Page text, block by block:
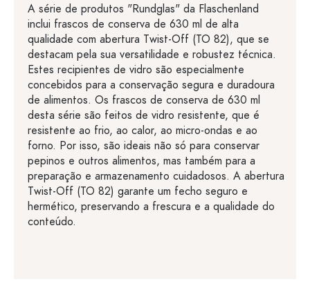
A série de produtos "Rundglas" da Flaschenland
inclui frascos de conserva de 630 ml de alta
qualidade com abertura Twist-Off (TO 82), que se
destacam pela sua versatilidade e robustez técnica.
Estes recipientes de vidro são especialmente
concebidos para a conservação segura e duradoura
de alimentos. Os frascos de conserva de 630 ml
desta série são feitos de vidro resistente, que é
resistente ao frio, ao calor, ao micro-ondas e ao
forno. Por isso, são ideais não só para conservar
pepinos e outros alimentos, mas também para a
preparação e armazenamento cuidadosos. A abertura
Twist-Off (TO 82) garante um fecho seguro e
hermético, preservando a frescura e a qualidade do
conteúdo.